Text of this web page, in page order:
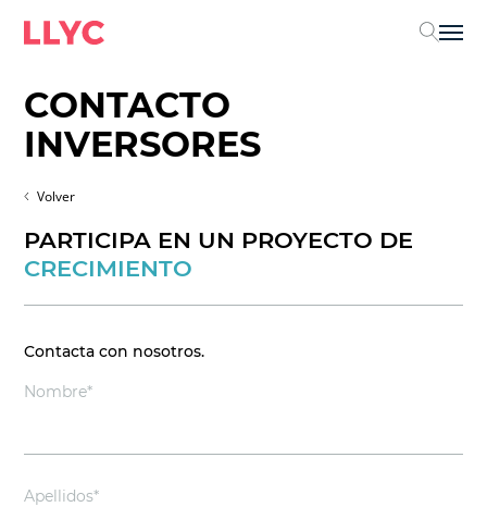
CONTACTO
INVERSORES
Volver
PARTICIPA EN UN PROYECTO DE
CRECIMIENTO
Contacta con nosotros.
Nombre*
Apellidos*